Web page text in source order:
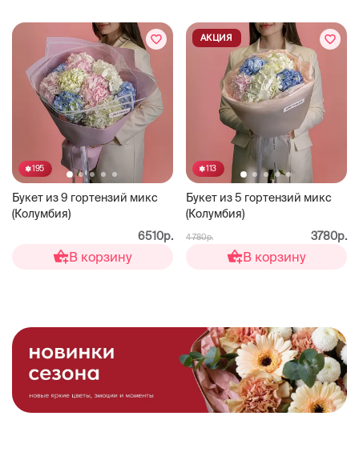
195
Букет из 9 гортензий микс
(Колумбия)
6510р.
В корзину
113
Букет из 5 гортензий микс
(Колумбия)
АКЦИЯ
4 780р. 3780р.
В корзину